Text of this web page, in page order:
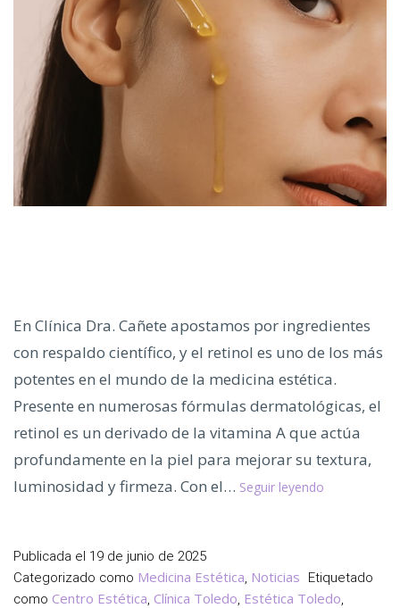
En Clínica Dra. Cañete apostamos por ingredientes
con respaldo científico, y el retinol es uno de los más
potentes en el mundo de la medicina estética.
Presente en numerosas fórmulas dermatológicas, el
retinol es un derivado de la vitamina A que actúa
profundamente en la piel para mejorar su textura,
luminosidad y firmeza. Con el… Seguir leyendo
Retinol?
Publicada el 19 de junio de 2025
Categorizado como Medicina Estética, Noticias Etiquetado
como Centro Estética, Clínica Toledo, Estética Toledo,